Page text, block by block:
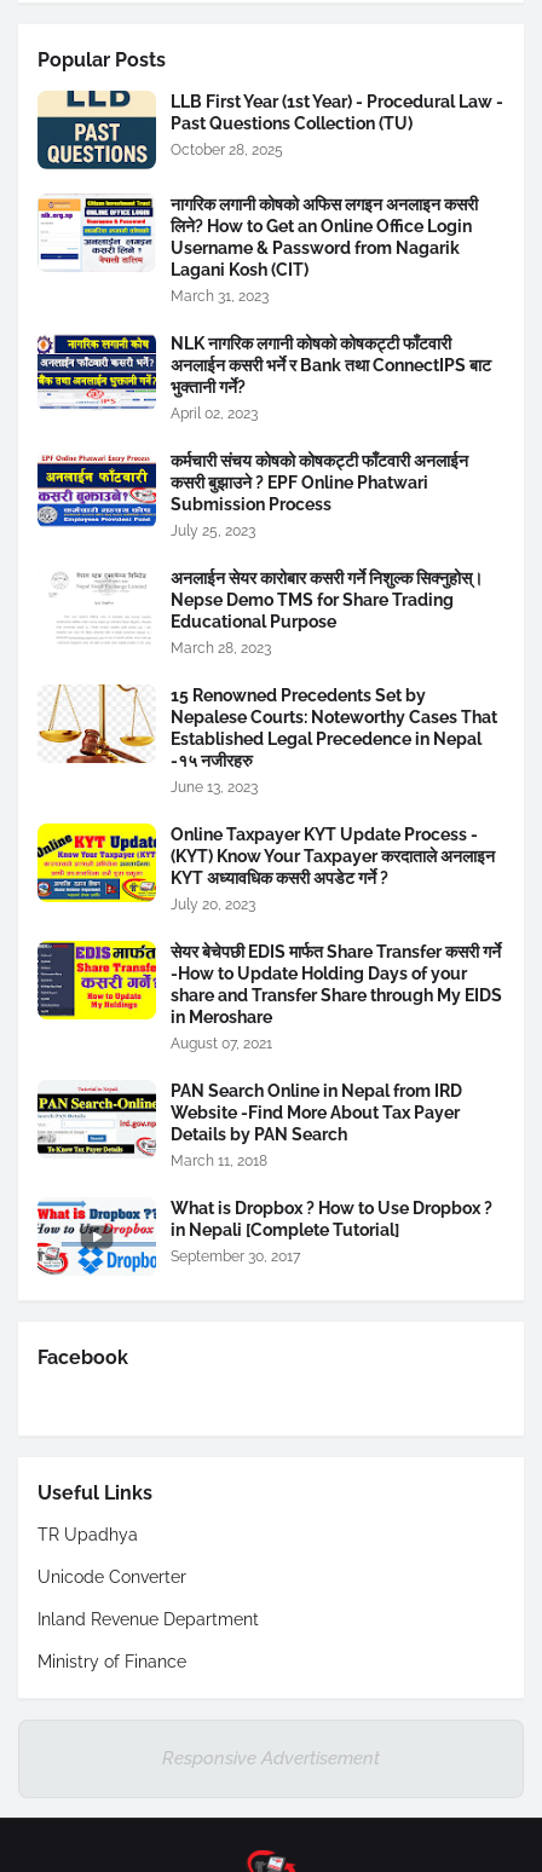
Popular Posts
LLB First Year (1st Year) - Procedural Law -
Past Questions Collection (TU)
October 28, 2025
नागरिक लगानी कोषको अफिस लगइन अनलाइन कसरी
लिने? How to Get an Online Office Login
Username & Password from Nagarik
Lagani Kosh (CIT)
March 31, 2023
NLK नागरिक लगानी कोषको कोषकट्टी फाँटवारी
अनलाईन कसरी भर्ने र Bank तथा ConnectIPS बाट
भुक्तानी गर्ने?
April 02, 2023
कर्मचारी संचय कोषको कोषकट्टी फाँटवारी अनलाईन
कसरी बुझाउने ? EPF Online Phatwari
Submission Process
July 25, 2023
अनलाईन सेयर कारोबार कसरी गर्ने निशुल्क सिक्नुहोस्।
Nepse Demo TMS for Share Trading
Educational Purpose
March 28, 2023
15 Renowned Precedents Set by
Nepalese Courts: Noteworthy Cases That
Established Legal Precedence in Nepal
-१५ नजीरहरु
June 13, 2023
Online Taxpayer KYT Update Process -
(KYT) Know Your Taxpayer करदाताले अनलाइन
KYT अध्यावधिक कसरी अपडेट गर्ने ?
July 20, 2023
सेयर बेचेपछी EDIS मार्फत Share Transfer कसरी गर्ने
-How to Update Holding Days of your
share and Transfer Share through My EIDS
in Meroshare
August 07, 2021
PAN Search Online in Nepal from IRD
Website -Find More About Tax Payer
Details by PAN Search
March 11, 2018
What is Dropbox ? How to Use Dropbox ?
in Nepali [Complete Tutorial]
September 30, 2017
Facebook
Useful Links
TR Upadhya
Unicode Converter
Inland Revenue Department
Ministry of Finance
Responsive Advertisement